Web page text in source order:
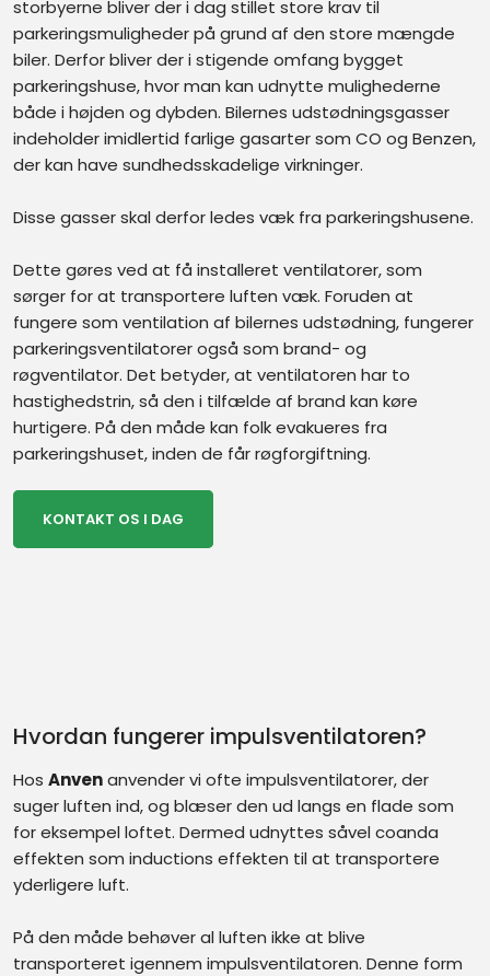
storbyerne bliver der i dag stillet store krav til
parkeringsmuligheder på grund af den store mængde
biler. Derfor bliver der i stigende omfang bygget
parkeringshuse, hvor man kan udnytte mulighederne
både i højden og dybden. Bilernes udstødningsgasser
indeholder imidlertid farlige gasarter som CO og Benzen,
der kan have sundhedsskadelige virkninger.
Disse gasser skal derfor ledes væk fra parkeringshusene.​
Dette gøres ved at få installeret ventilatorer, som
sørger for at transportere luften væk. Foruden at
fungere som ventilation af bilernes udstødning, fungerer
parkeringsventilatorer også som brand- og
røgventilator. Det betyder, at ventilatoren har to
hastighedstrin, så den i tilfælde af brand kan køre
hurtigere. På den måde kan folk evakueres fra
parkeringshuset, inden de får røgforgiftning.
KONTAKT OS I DAG​
Hvordan fungerer impulsventilatoren?
Hos Anvenanvender vi ofte impulsventilatorer, der
suger luften ind, og blæser den ud langs en flade som
for eksempel loftet. Dermed udnyttes såvel coanda
effekten som inductions effekten til at transportere
yderligere luft.
På den måde behøver al luften ikke at blive
transporteret igennem impulsventilatoren. Denne form